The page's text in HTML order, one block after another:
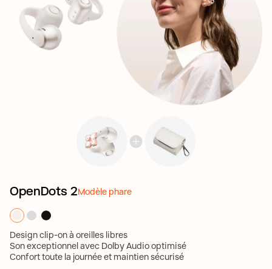
OpenDots 2 Modèle phare
Design clip-on à oreilles libres
Son exceptionnel avec Dolby Audio optimisé
Confort toute la journée et maintien sécurisé